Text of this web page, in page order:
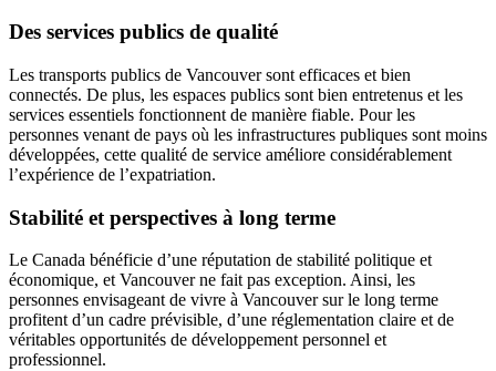
Des services publics de qualité
Les transports publics de Vancouver sont efficaces et bien
connectés. De plus, les espaces publics sont bien entretenus et les
services essentiels fonctionnent de manière fiable. Pour les
personnes venant de pays où les infrastructures publiques sont moins
développées, cette qualité de service améliore considérablement
l’expérience de l’expatriation.
Stabilité et perspectives à long terme
Le Canada bénéficie d’une réputation de stabilité politique et
économique, et Vancouver ne fait pas exception. Ainsi, les
personnes envisageant de vivre à Vancouver sur le long terme
profitent d’un cadre prévisible, d’une réglementation claire et de
véritables opportunités de développement personnel et
professionnel.